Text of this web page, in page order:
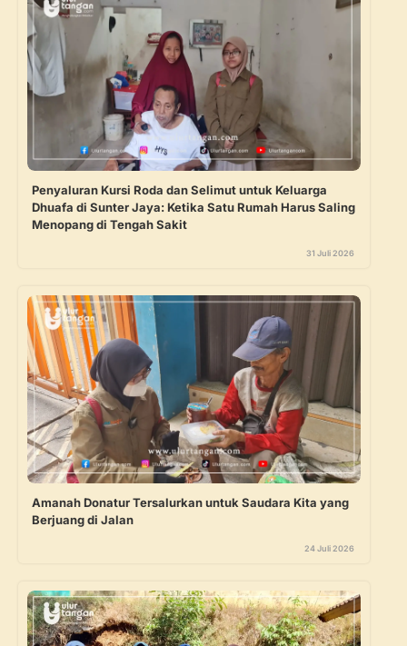
Penyaluran Kursi Roda dan Selimut untuk Keluarga
Dhuafa di Sunter Jaya: Ketika Satu Rumah Harus Saling
Menopang di Tengah Sakit
31 Juli 2026
Amanah Donatur Tersalurkan untuk Saudara Kita yang
Berjuang di Jalan
24 Juli 2026